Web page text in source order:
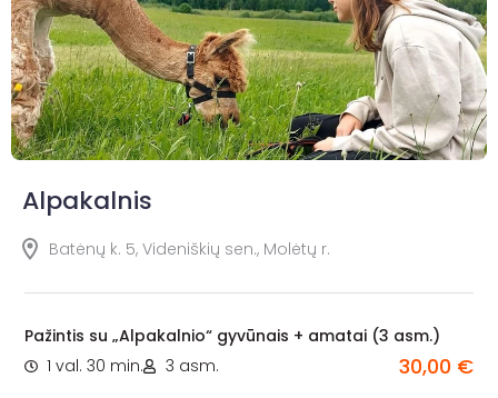
Alpakalnis
Batėnų k. 5, Videniškių sen., Molėtų r.
Pažintis su „Alpakalnio“ gyvūnais + amatai (3 asm.)
1 val. 30 min.
3 asm. 30,00 €